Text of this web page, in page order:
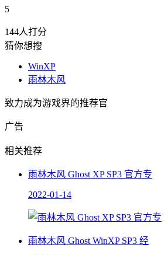
5
144人打分
猜你想搜
WinXP
雨林木风
致力成为游戏界的推荐官
广告
相关推荐
雨林木风 Ghost XP SP3 官方专
2022-01-14
雨林木风 Ghost WinXP SP3 经